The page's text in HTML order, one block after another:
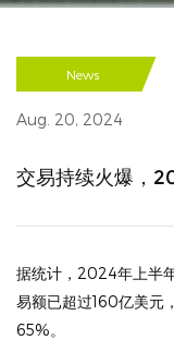
News
Aug. 20, 2024
交易持续火爆，
据统计，2024年上半
易额已超过160亿美元
65%。